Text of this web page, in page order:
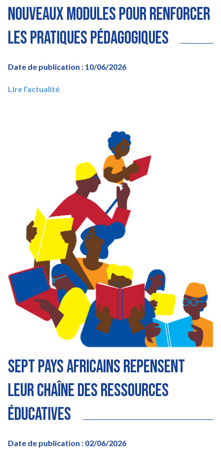
nouveaux modules pour renforcer
les pratiques pédagogiques
Date de publication : 10/06/2026
Lire l’actualité
Sept pays africains repensent
leur chaîne des ressources
éducatives
Date de publication : 02/06/2026